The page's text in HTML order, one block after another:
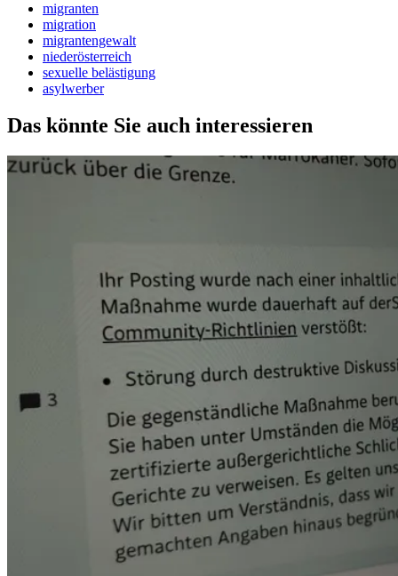
migranten
migration
migrantengewalt
niederösterreich
sexuelle belästigung
asylwerber
Das könnte Sie auch interessieren